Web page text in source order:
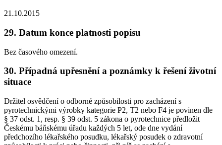
21.10.2015
29. Datum konce platnosti popisu
Bez časového omezení.
30. Případná upřesnění a poznámky k řešení životní
situace
Držitel osvědčení o odborné způsobilosti pro zacházení s
pyrotechnickými výrobky kategorie P2, T2 nebo F4 je povinen dle
§ 37 odst. 1, resp. § 39 odst. 5 zákona o pyrotechnice předložit
Českému báňskému úřadu každých 5 let, ode dne vydání
předchozího lékařského posudku, lékařský posudek o zdravotní